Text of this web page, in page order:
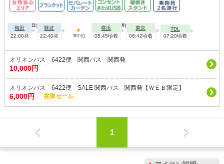
2026年08月09日(日)
梅田
22:00発
難波
22:40発
車中泊
2026年08月10日(月)
横浜
05:45頃着
東京
06:42頃着
TDL
07:20頃着
オリオンバス 6422便 関西バス 関西発
10,000円
オリオンバス 6422便 SALE 関西バス 関西発【ＷＥＢ限定】
6,000円 在庫セール
1